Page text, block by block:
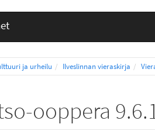
ja urheilu Ilveslinnan vieraskirja
ooppera